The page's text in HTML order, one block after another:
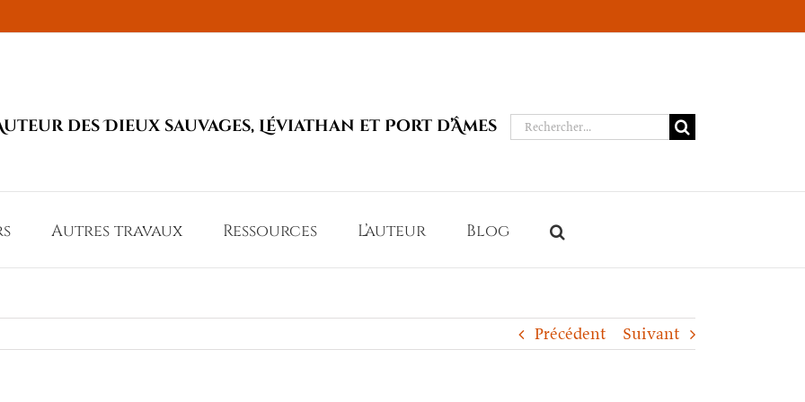
des Dieux sauvages, Léviathan et Port d’Âmes Rechercher:
Autres travaux Ressources L’auteur Blog
Précédent Suivant